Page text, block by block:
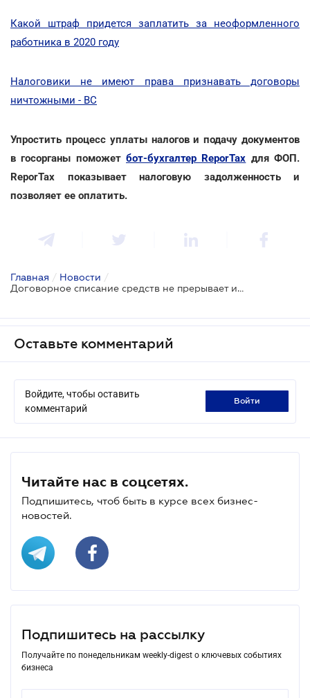
Какой штраф придется заплатить за неоформленного
работника в 2020 году
Налоговики не имеют права признавать договоры
ничтожными - ВС
Упростить процесс уплаты налогов и подачу документов
в госорганы поможет бот-бухгалтер ReporTax для ФОП.
ReporTax показывает налоговую задолженность и
позволяет ее оплатить.
Главная / Новости /
Договорное списание средств не прерывает исковую давность по кредитному договору
Оставьте комментарий
Войдите, чтобы оставить
комментарий
войти
Читайте нас в соцсетях.
Подпишитесь, чтоб быть в курсе всех бизнес-
новостей.
Подпишитесь на рассылку
Получайте по понедельникам weekly-digest о ключевых событиях
бизнеса